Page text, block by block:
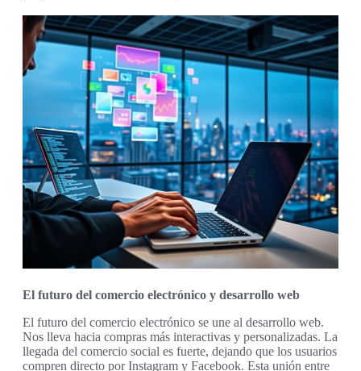
El futuro del comercio electrónico y desarrollo web
El futuro del comercio electrónico se une al desarrollo web.
Nos lleva hacia compras más interactivas y personalizadas. La
llegada del comercio social es fuerte, dejando que los usuarios
compren directo por Instagram y Facebook. Esta unión entre